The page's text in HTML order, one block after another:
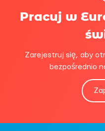
Pracuj w
Zarejestruj się, aby
bezpośrednio